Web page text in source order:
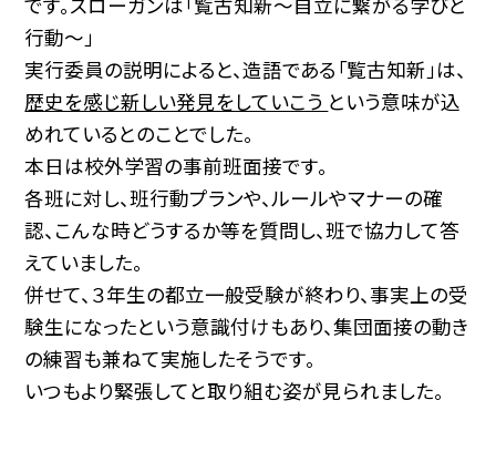
行動～」
実行委員の説明によると、造語である「覧古知新」は、
歴史を感じ新しい発見をしていこう という意味が込
めれているとのことでした。
本日は校外学習の事前班面接です。
各班に対し、班行動プランや、ルールやマナーの確
認、こんな時どうするか等を質問し、班で協力して答
えていました。
併せて、３年生の都立一般受験が終わり、事実上の受
験生になったという意識付けもあり、集団面接の動き
の練習も兼ねて実施したそうです。
いつもより緊張してと取り組む姿が見られました。